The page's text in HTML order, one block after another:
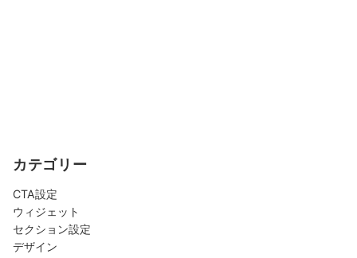
カテゴリー
CTA設定
ウィジェット
セクション設定
デザイン